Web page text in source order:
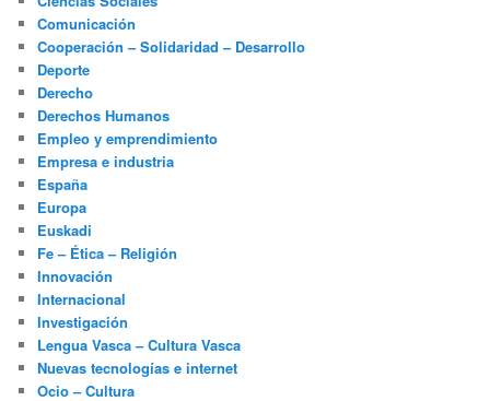
Comunicación
Cooperación – Solidaridad – Desarrollo
Deporte
Derecho
Derechos Humanos
Empleo y emprendimiento
Empresa e industria
España
Europa
Euskadi
Fe – Ética – Religión
Innovación
Internacional
Investigación
Lengua Vasca – Cultura Vasca
Nuevas tecnologías e internet
Ocio – Cultura